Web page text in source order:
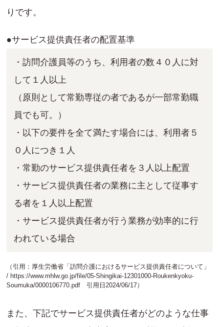
りです。
●サービス提供責任者の配置基準
・訪問介護員等のうち、利用者の数４０人に対
して１人以上
（原則として常勤専従の者であるが一部常勤職
員でも可。）
・以下の要件を全て満たす場合には、利用者５
０人につき１人
・常勤のサービス提供責任者を３人以上配置
・サービス提供責任者の業務に主として従事す
る者を１人以上配置
・サービス提供責任者が行う業務が効率的に行
われている場合
（引用：厚生労働省「訪問介護におけるサービス提供責任者について」
/ https://www.mhlw.go.jp/file/05-Shingikai-12301000-Roukenkyoku-
Soumuka/0000106770.pdf 引用日2024/06/17）
また、下記でサービス提供責任者がどのような仕事